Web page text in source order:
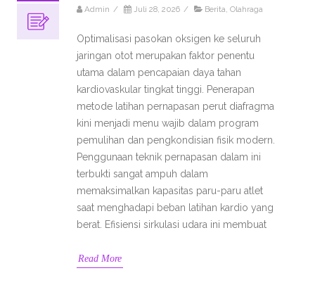
Admin / Juli 28, 2026 / Berita, Olahraga
Optimalisasi pasokan oksigen ke seluruh
jaringan otot merupakan faktor penentu
utama dalam pencapaian daya tahan
kardiovaskular tingkat tinggi. Penerapan
metode latihan pernapasan perut diafragma
kini menjadi menu wajib dalam program
pemulihan dan pengkondisian fisik modern.
Penggunaan teknik pernapasan dalam ini
terbukti sangat ampuh dalam
memaksimalkan kapasitas paru-paru atlet
saat menghadapi beban latihan kardio yang
berat. Efisiensi sirkulasi udara ini membuat
Read More